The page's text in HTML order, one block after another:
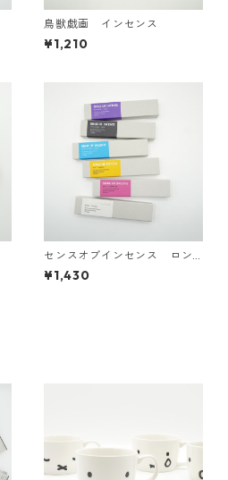
鳥獣戯画 インセンス
¥1,210
センスオブインセンス ロン
グ
¥1,430